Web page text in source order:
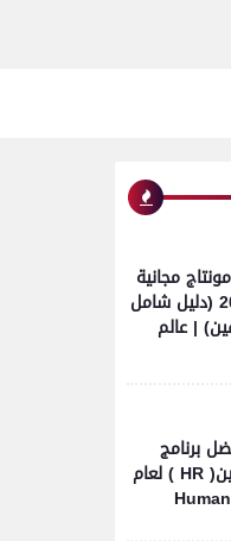
مونتاج مجانية
من متجر بلاي 2026 (دليل شامل
| عالم
برنامج
ادارة شئون العاملين( HR ) لعام